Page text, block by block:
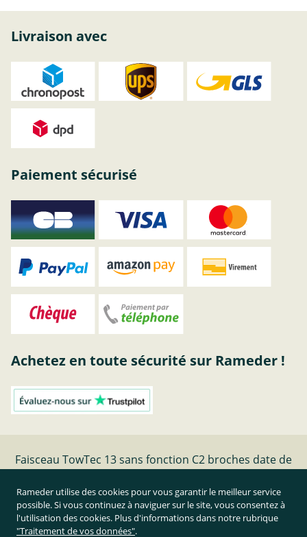
Livraison avec
Paiement sécurisé
Achetez en toute sécurité sur Rameder !
Faisceau TowTec 13 sans fonction C2 broches date de
Résilier le contrat
Rameder utilise des cookies pour vous garantir le meilleur service
possible. Si vous continuez à naviguer sur le site, vous consentez à
l'utilisation des cookies. Plus d'informations dans notre rubrique
"Traitement de vos données".